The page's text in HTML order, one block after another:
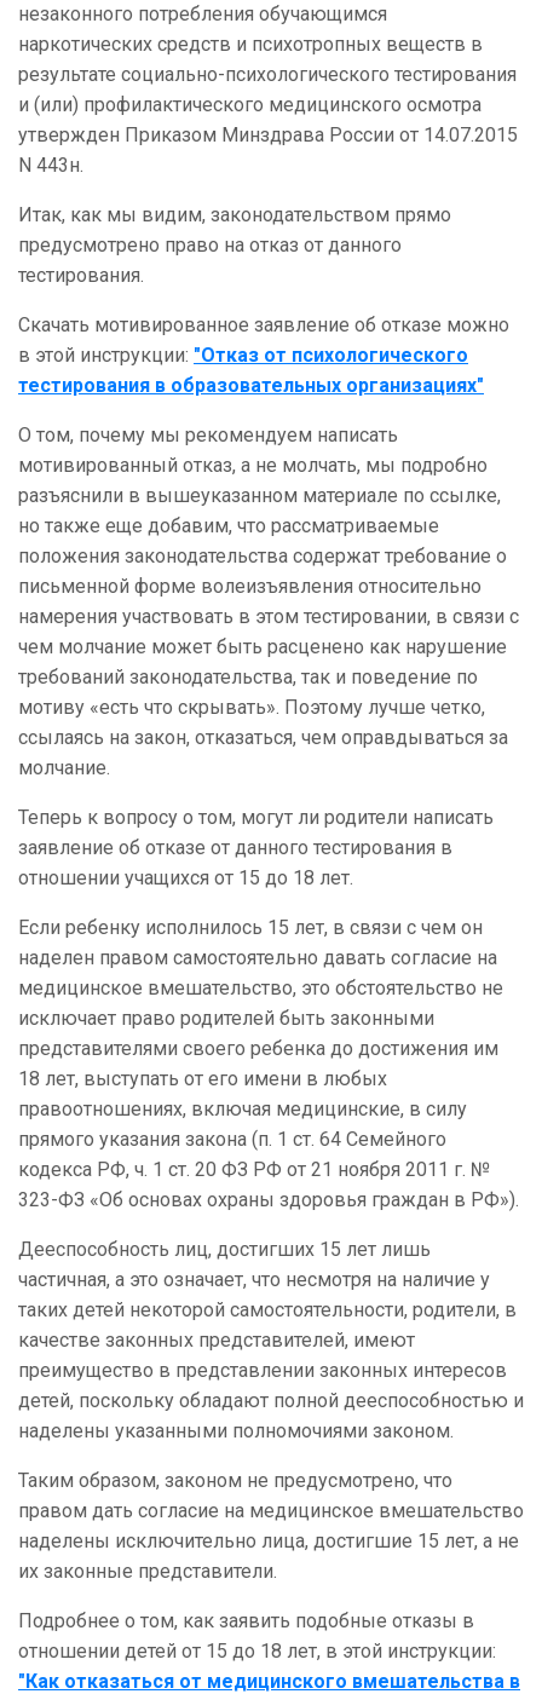
незаконного потребления обучающимся
наркотических средств и психотропных веществ в
результате социально-психологического тестирования
и (или) профилактического медицинского осмотра
утвержден Приказом Минздрава России от 14.07.2015
N 443н.
Итак, как мы видим, законодательством прямо
предусмотрено право на отказ от данного
тестирования.
Скачать мотивированное заявление об отказе можно
в этой инструкции: "Отказ от психологического
тестирования в образовательных организациях"
О том, почему мы рекомендуем написать
мотивированный отказ, а не молчать, мы подробно
разъяснили в вышеуказанном материале по ссылке,
но также еще добавим, что рассматриваемые
положения законодательства содержат требование о
письменной форме волеизъявления относительно
намерения участвовать в этом тестировании, в связи с
чем молчание может быть расценено как нарушение
требований законодательства, так и поведение по
мотиву «есть что скрывать». Поэтому лучше четко,
ссылаясь на закон, отказаться, чем оправдываться за
молчание.
Теперь к вопросу о том, могут ли родители написать
заявление об отказе от данного тестирования в
отношении учащихся от 15 до 18 лет.
Если ребенку исполнилось 15 лет, в связи с чем он
наделен правом самостоятельно давать согласие на
медицинское вмешательство, это обстоятельство не
исключает право родителей быть законными
представителями своего ребенка до достижения им
18 лет, выступать от его имени в любых
правоотношениях, включая медицинские, в силу
прямого указания закона (п. 1 ст. 64 Семейного
кодекса РФ, ч. 1 ст. 20 ФЗ РФ от 21 ноября 2011 г. №
323-ФЗ «Об основах охраны здоровья граждан в РФ»).
Дееспособность лиц, достигших 15 лет лишь
частичная, а это означает, что несмотря на наличие у
таких детей некоторой самостоятельности, родители, в
качестве законных представителей, имеют
преимущество в представлении законных интересов
детей, поскольку обладают полной дееспособностью и
наделены указанными полномочиями законом.
Таким образом, законом не предусмотрено, что
правом дать согласие на медицинское вмешательство
наделены исключительно лица, достигшие 15 лет, а не
их законные представители.
Подробнее о том, как заявить подобные отказы в
отношении детей от 15 до 18 лет, в этой инструкции:
"Как отказаться от медицинского вмешательства в